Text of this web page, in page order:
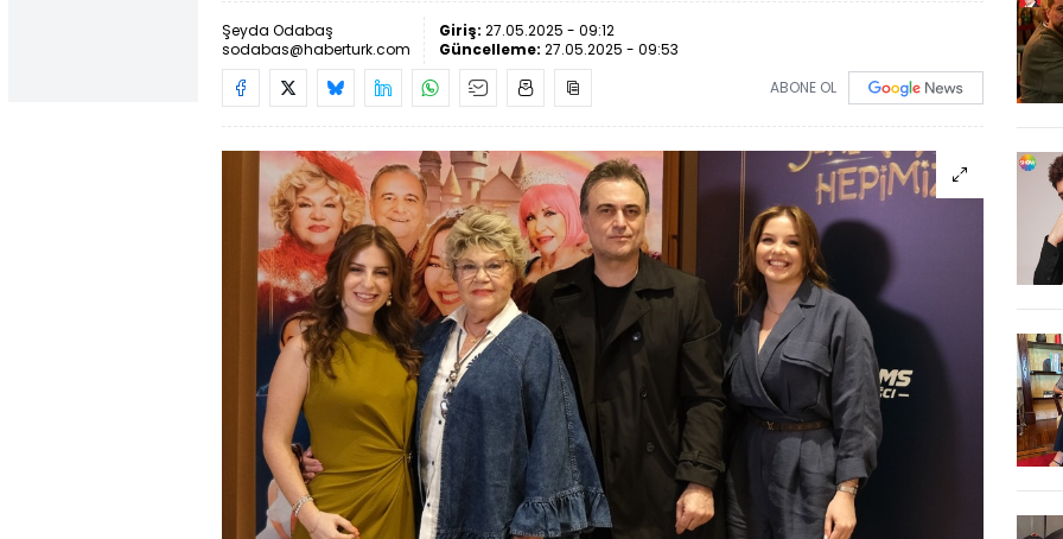
Şeyda Odabaş
sodabas@haberturk.com
Giriş: 27.05.2025 - 09:12
Güncelleme: 27.05.2025 - 09:53
ABONE OL